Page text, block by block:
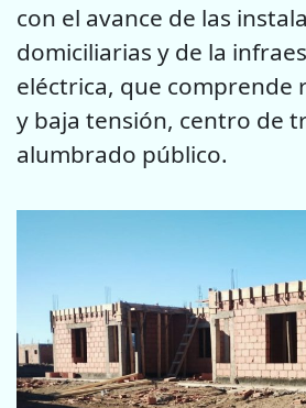
con el avance de las
domiciliarias y de la
eléctrica, que comprende
y baja tensión, centro de
alumbrado público.